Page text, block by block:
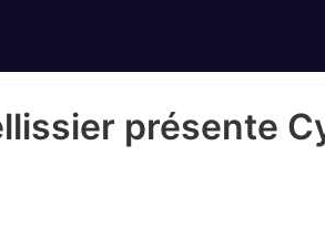
présente